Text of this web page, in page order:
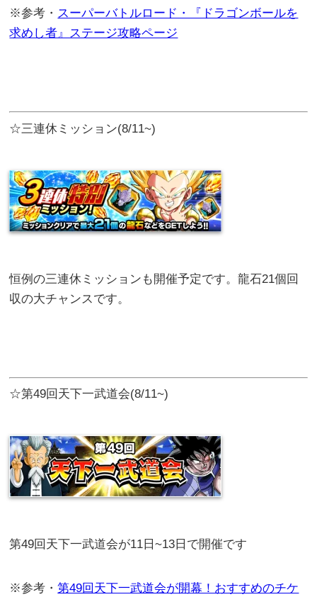
※参考・ スーパーバトルロード・『ドラゴンボールを
求めし者』ステージ攻略ページ
☆三連休ミッション(8/11~)
恒例の三連休ミッションも開催予定です。龍石21個回
収の大チャンスです。
☆第49回天下一武道会(8/11~)
第49回天下一武道会が11日~13日で開催です
※参考・第49回天下一武道会が開幕！おすすめのチケ